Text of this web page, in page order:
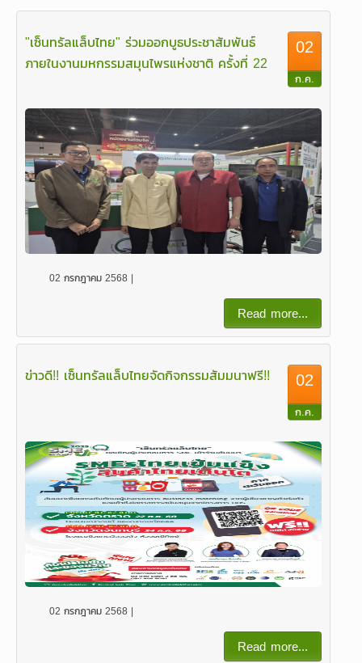
02
ก.ค.
"เซ็นทรัลแล็บไทย" ร่วมออกบูธประชาสัมพันธ์
ภายในงานมหกรรมสมุนไพรแห่งชาติ ครั้งที่ 22
02 กรกฎาคม 2568 |
Read more...
02
ก.ค.
ข่าวดี!! เซ็นทรัลแล็บไทยจัดกิจกรรมสัมมนาฟรี!!
02 กรกฎาคม 2568 |
Read more...